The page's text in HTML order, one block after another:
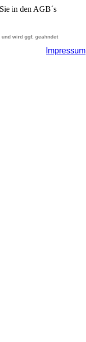
in den AGB´s
wird ggf. geahndet
Impressum